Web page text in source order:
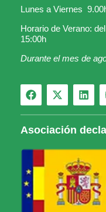
Lunes a Viernes
Horario de Verano:
15:00h
Durante el mes de
Asociación